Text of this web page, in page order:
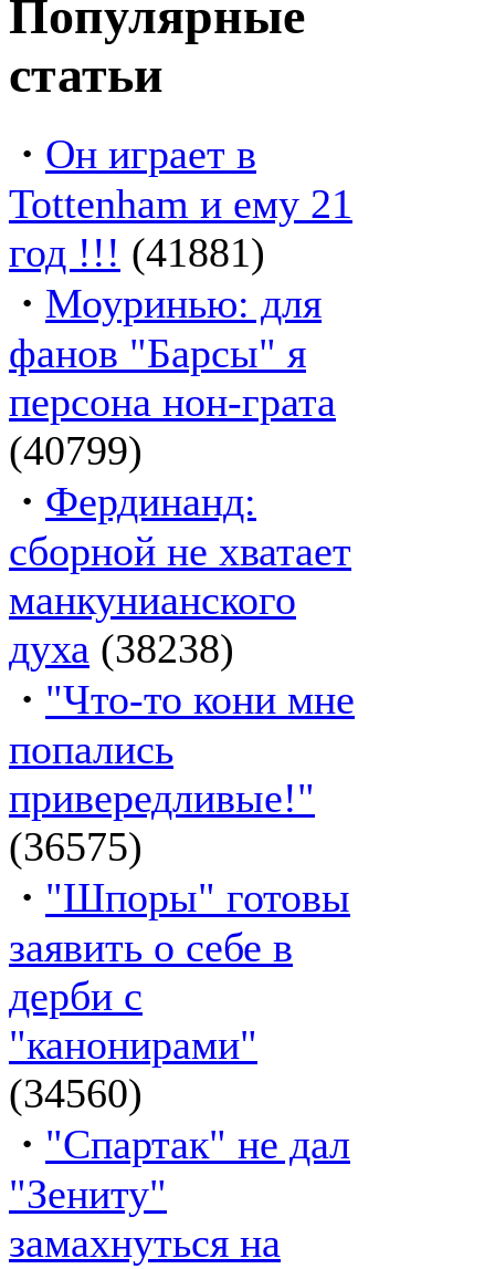
Популярные
статьи
· Он играет в
Tottenham и ему 21
год !!! (41881)
· Моуринью: для
фанов "Барсы" я
персона нон-грата
(40799)
· Фердинанд:
сборной не хватает
манкунианского
духа (38238)
· "Что-то кони мне
попались
привередливые!"
(36575)
· "Шпоры" готовы
заявить о себе в
дерби с
"канонирами"
(34560)
· "Спартак" не дал
"Зениту"
замахнуться на